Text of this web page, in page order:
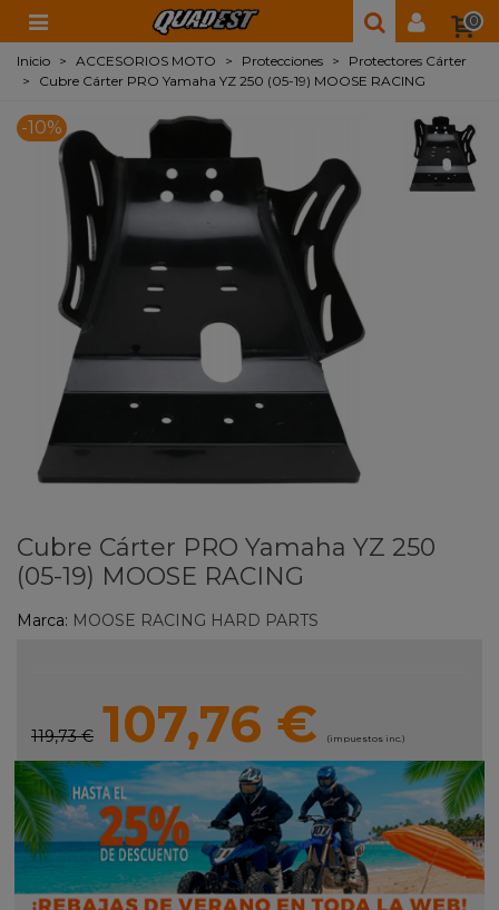
0
Inicio > ACCESORIOS MOTO > Protecciones >
Protectores Cárter
>
Cubre Cárter PRO Yamaha YZ 250 (05-19) MOOSE RACING
-10%
Cubre Cárter PRO Yamaha YZ 250
(05-19) MOOSE RACING
Marca: MOOSE RACING HARD PARTS
119,73 € 107,76 € (impuestos inc.)